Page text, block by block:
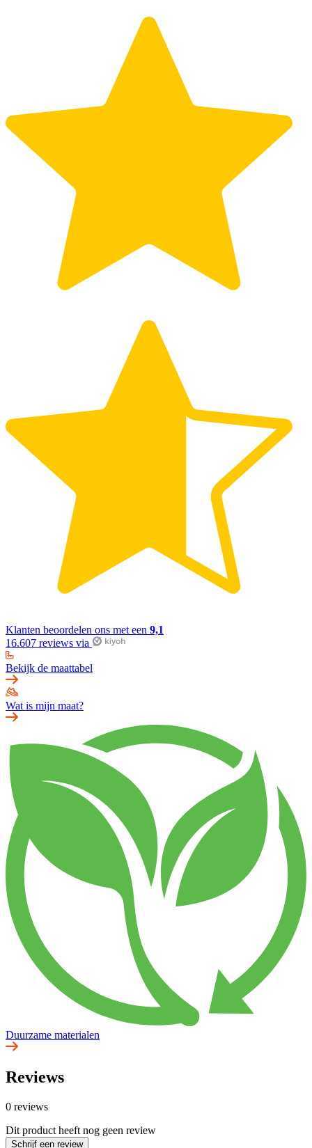
Klanten beoordelen ons met een 9,1
16.607 reviews via
Bekijk de maattabel
Wat is mijn maat?
Duurzame materialen
Reviews
0 reviews
Dit product heeft nog geen review
Schrijf een review